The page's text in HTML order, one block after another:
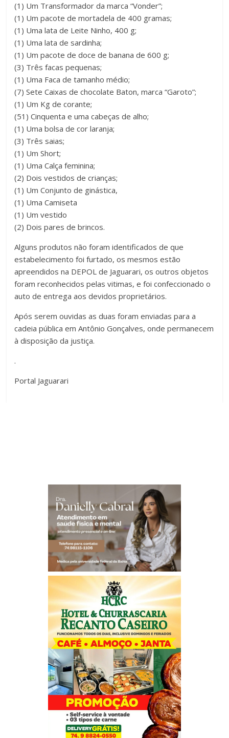
(1) Um Transformador da marca “Vonder”;
(1) Um pacote de mortadela de 400 gramas;
(1) Uma lata de Leite Ninho, 400 g;
(1) Uma lata de sardinha;
(1) Um pacote de doce de banana de 600 g;
(3) Três facas pequenas;
(1) Uma Faca de tamanho médio;
(7) Sete Caixas de chocolate Baton, marca “Garoto”;
(1) Um Kg de corante;
(51) Cinquenta e uma cabeças de alho;
(1) Uma bolsa de cor laranja;
(3) Três saias;
(1) Um Short;
(1) Uma Calça feminina;
(2) Dois vestidos de crianças;
(1) Um Conjunto de ginástica,
(1) Uma Camiseta
(1) Um vestido
(2) Dois pares de brincos.
Alguns produtos não foram identificados de que
estabelecimento foi furtado, os mesmos estão
apreendidos na DEPOL de Jaguarari, os outros objetos
foram reconhecidos pelas vitimas, e foi confeccionado o
auto de entrega aos devidos proprietários.
Após serem ouvidas as duas foram enviadas para a
cadeia pública em Antônio Gonçalves, onde permanecem
à disposição da justiça.
.
Portal Jaguarari